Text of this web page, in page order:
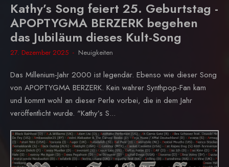
Kathy’s Song feiert 25. Geburtstag -
APOPTYGMA BERZERK begehen
das Jubiläum dieses Kult-Song
27. Dezember 2025 Neuigkeiten
Das Millenium-Jahr 2000 ist legendär. Ebenso wie dieser Song
von APOPTYGMA BERZERK. Kein wahrer Synthpop-Fan kam
und kommt wohl an dieser Perle vorbei, die in dem Jahr
veröffentlicht wurde. "Kathy’s S...